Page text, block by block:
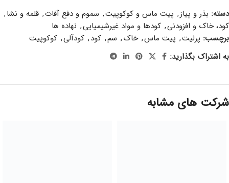
دسته: بذر و پیاز, پیت ماس و کوکوپیت, سموم و دفع آفات, قلمه و نشا,
کود، خاک و افزودنی, کودها و مواد غیرشیمیایی, نهاده ها
برچسب: پرلیت, پیت ماس, خاک, سم, کود, کودآلی, کوکوپیت
به اشتراک بگذارید:
شرکت های مشابه